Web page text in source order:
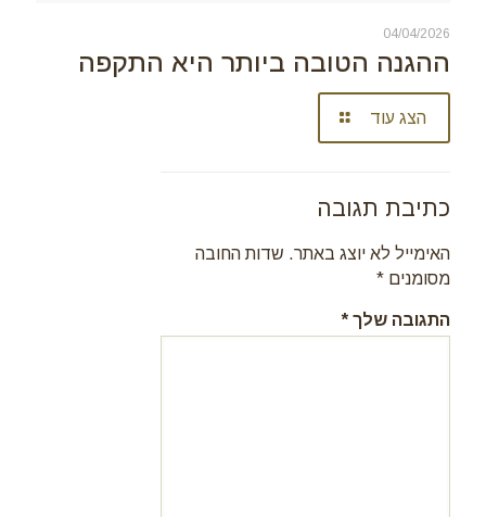
04/04/2026
ההגנה הטובה ביותר היא התקפה
הצג עוד
כתיבת תגובה
האימייל לא יוצג באתר. שדות החובה
מסומנים *
התגובה שלך *